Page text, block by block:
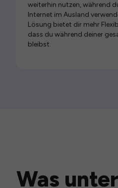
weiterhin nutzen, während
Internet im Ausland
Lösung bietet dir mehr
dass du während deiner
bleibst.
Was